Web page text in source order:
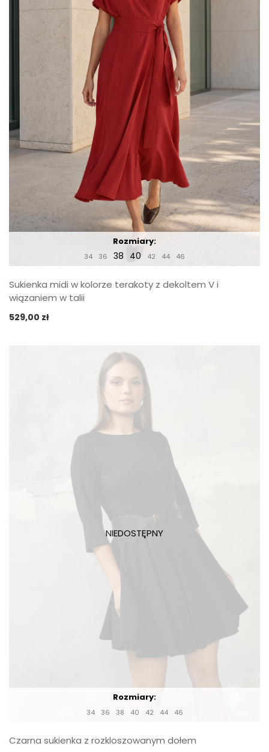
Rozmiary:
34 36 38 40 42 44 46
Sukienka midi w kolorze terakoty z dekoltem V i
wiązaniem w talii
529,00 zł
Rozmiary:
34 36 38 40 42 44 46
Czarna sukienka z rozkloszowanym dołem